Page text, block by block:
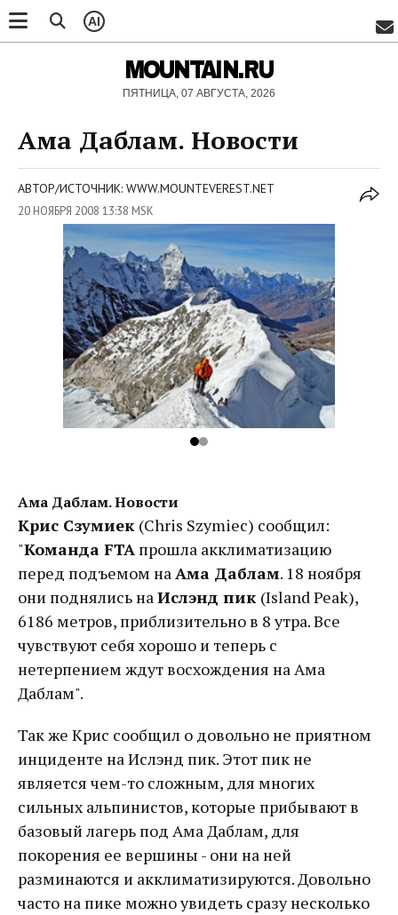
AI
MOUNTAIN.RU
ПЯТНИЦА, 07 АВГУСТА, 2026
Ама Даблам. Новости
АВТОР/ИСТОЧНИК: WWW.MOUNTEVEREST.NET
20 НОЯБРЯ 2008 13:38 MSK
Ама Даблам. Новости
Крис Сзумиек (Chris Szymiec) сообщил:
"Команда FTA прошла акклиматизацию
перед подъемом наАма Даблам. 18 ноября
они поднялись наИслэнд пик (Island Peak),
6186 метров, приблизительно в 8 утра. Все
чувствуют себя хорошо и теперь с
нетерпением ждут восхождения на Ама
Даблам".
Так же Крис сообщил о довольно не приятном
инциденте на Ислэнд пик. Этот пик не
является чем-то сложным, для многих
сильных альпинистов, которые прибывают в
базовый лагерь под Ама Даблам, для
покорения ее вершины - они на ней
разминаются и акклиматизируются. Довольно
часто на пике можно увидеть сразу несколько